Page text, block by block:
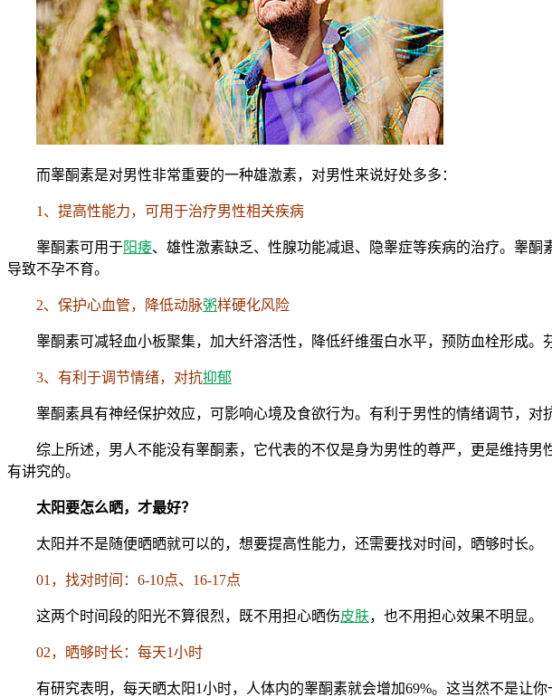
而睾酮素是对男性非常重要的一种雄激素，对男性来说好处多多：
1、提高性能力，可用于治疗男性相关疾病
睾酮素可用于阳痿、雄性激素缺乏、性腺功能减退、隐睾症等疾病的治疗。睾酮
导致不孕不育。
2、保护心血管，降低动脉粥样硬化风险
睾酮素可减轻血小板聚集，加大纤溶活性，降低纤维蛋白水平，预防血栓形成
3、有利于调节情绪，对抗抑郁
睾酮素具有神经保护效应，可影响心境及食欲行为。有利于男性的情绪调节，对
综上所述，男人不能没有睾酮素，它代表的不仅是身为男性的尊严，更是维持
有讲究的。
太阳要怎么晒，才最好？
太阳并不是随便晒晒就可以的，想要提高性能力，还需要找对时间，晒够时长。
01，找对时间：6-10点、16-17点
这两个时间段的阳光不算很烈，既不用担心晒伤皮肤，也不用担心效果不明显。
02，晒够时长：每天1小时
有研究表明，每天晒太阳1小时，人体内的睾酮素就会增加69%。这当然不是让